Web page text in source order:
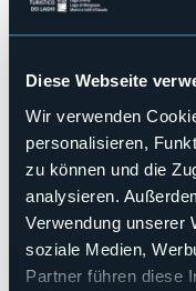
Diese Webseite
Wir verwenden
personalisieren,
zu können und die
analysieren.
Verwendung unserer
soziale Medien,
Partner führen diese
offrirà l’opportunità di
intonati, né saper
Direzione e
Ingresso a offerta
destinato alle attività
AVAP ODV ETS
Veranstaltungsort
Casa Ceretti